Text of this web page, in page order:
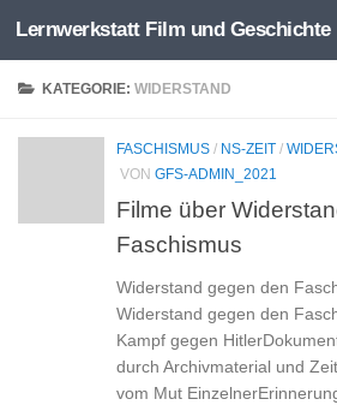
Zum Inhalt springen
Lernwerkstatt Film und Geschichte
KATEGORIE:WIDERSTAND
FASCHISMUS / NS-ZEIT /
VON GFS-ADMIN_2021
Filme über
Faschismus
Widerstand gegen den
Widerstand gegen den
Kampf gegen
durch Archivmaterial und
vom Mut